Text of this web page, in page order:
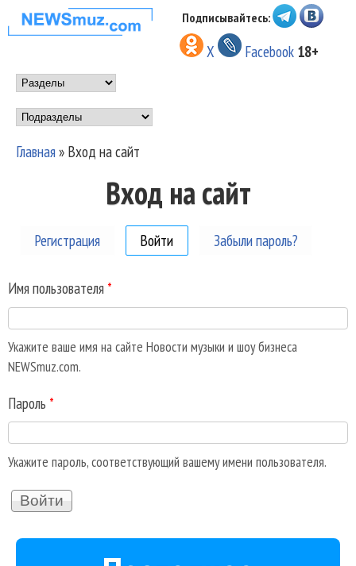
Перейти к основному
содержанию
НОВОСТИ
МУЗЫКИ И
ШОУ БИЗНЕСА
NEWSMUZ.COM
Подписывайтесь:
X Facebook 18+
Main menu
Подразделы
Вы здесь
Главная» Вход на сайт
Вход на сайт
Регистрация Войти (активная вкладка)
Забыли пароль?
Имя пользователя *
Укажите ваше имя на сайте Новости музыки и шоу бизнеса
NEWSmuz.com.
Пароль *
Укажите пароль, соответствующий вашему имени пользователя.